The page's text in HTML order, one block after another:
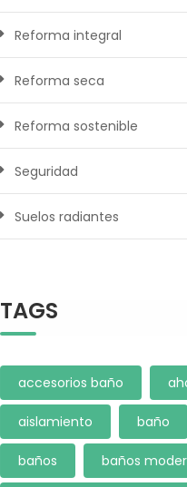
Reforma integral
Reforma seca
Reforma sostenible
Seguridad
Suelos radiantes
TAGS
accesorios baño
aislamiento baño
baños baños